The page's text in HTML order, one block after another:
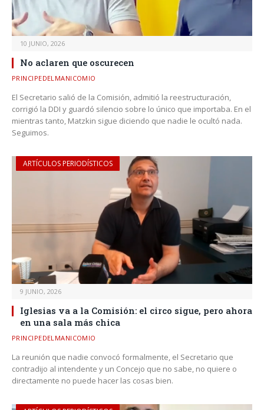
10 JUNIO, 2026
No aclaren que oscurecen
PRINCIPEDELMANICOMIO
El Secretario salió de la Comisión, admitió la reestructuración,
corrigió la DDI y guardó silencio sobre lo único que importaba. En el
mientras tanto, Matzkin sigue diciendo que nadie le ocultó nada.
Seguimos.
ARTÍCULOS PERIODÍSTICOS
9 JUNIO, 2026
Iglesias va a la Comisión: el circo sigue, pero ahora
en una sala más chica
PRINCIPEDELMANICOMIO
La reunión que nadie convocó formalmente, el Secretario que
contradijo al intendente y un Concejo que no sabe, no quiere o
directamente no puede hacer las cosas bien.